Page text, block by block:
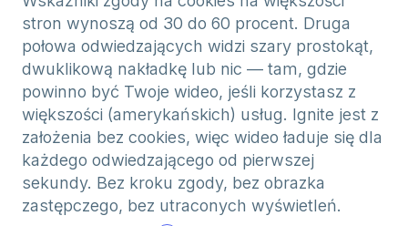
stron wynoszą od 30 do 60 procent. Druga
połowa odwiedzających widzi szary prostokąt,
dwuklikową nakładkę lub nic — tam, gdzie
powinno być Twoje wideo, jeśli korzystasz z
większości (amerykańskich) usług. Ignite jest z
założenia bez cookies, więc wideo ładuje się dla
każdego odwiedzającego od pierwszej
sekundy. Bez kroku zgody, bez obrazka
zastępczego, bez utraconych wyświetleń.